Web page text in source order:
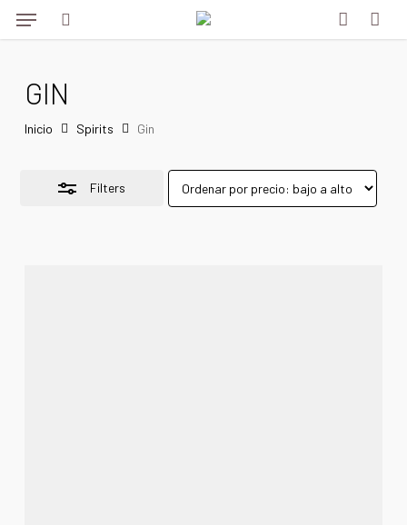
Skip
to
content
search account
Menu
GIN
Inicio Spirits Gin
Filters
Close